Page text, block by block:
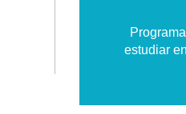
estudiar